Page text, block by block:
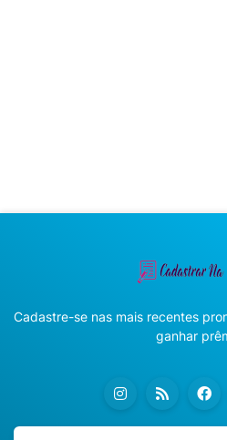
Cadastre-se nas mais recentes
ganhar